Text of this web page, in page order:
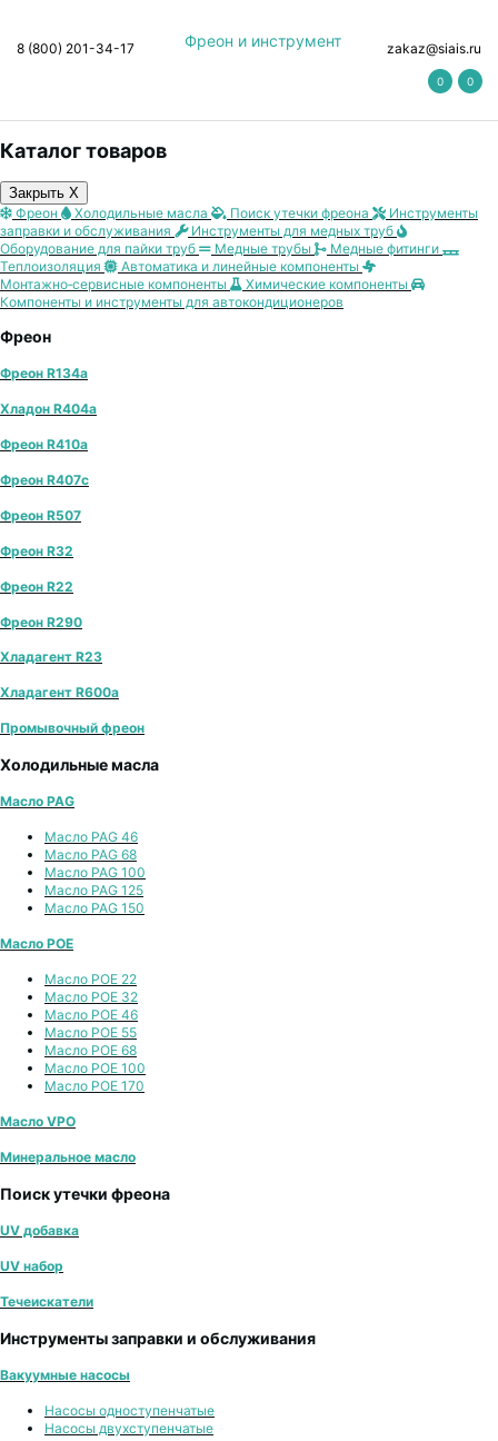
Фреон и инструмент
8 (800) 201-34-17 zakaz@siais.ru
0 0
Каталог товаров
Закрыть X
Фреон
Холодильные масла Поиск утечки фреона
Инструменты
заправки и обслуживания
Инструменты для медных труб
Оборудование для пайки труб
Медные трубы
Медные фитинги
Теплоизоляция
Автоматика и линейные компоненты
Монтажно‑сервисные компоненты
Химические компоненты
Компоненты и инструменты для автокондиционеров
Фреон
Фреон R134a
Хладон R404a
Фреон R410a
Фреон R407с
Фреон R507
Фреон R32
Фреон R22
Фреон R290
Хладагент R23
Хладагент R600a
Промывочный фреон
Холодильные масла
Масло PAG
Масло PAG 46
Масло PAG 68
Масло PAG 100
Масло PAG 125
Масло PAG 150
Масло POE
Масло POE 22
Масло POE 32
Масло POE 46
Масло POE 55
Масло POE 68
Масло POE 100
Масло POE 170
Масло VPO
Минеральное масло
Поиск утечки фреона
UV добавка
UV набор
Течеискатели
Инструменты заправки и обслуживания
Вакуумные насосы
Насосы одноступенчатые
Насосы двухступенчатые